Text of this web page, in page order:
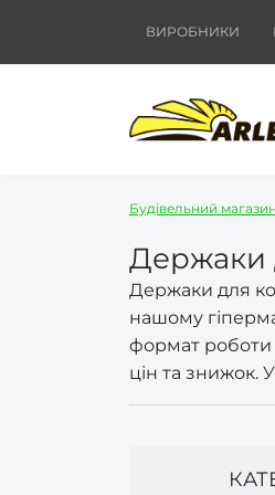
ВИРОБНИКИ
Будівельний магазин
Держаки
Держаки для
нашому
формат роботи
цін та знижок.